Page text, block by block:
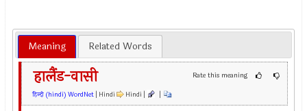
Meaning Related Words
Rate this meaning
हालैंड-वासी
हिन्दी (hindi) WordNet | Hindi Hindi | |